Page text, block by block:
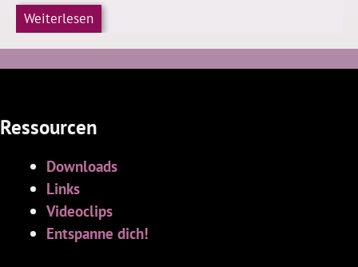
Weiterlesen
Ressourcen
Downloads
Links
Videoclips
Entspanne dich!